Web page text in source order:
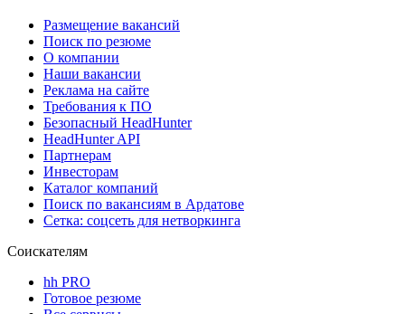
Размещение вакансий
Поиск по резюме
О компании
Наши вакансии
Реклама на сайте
Требования к ПО
Безопасный HeadHunter
HeadHunter API
Партнерам
Инвесторам
Каталог компаний
Поиск по вакансиям в Ардатове
Сетка: соцсеть для нетворкинга
Соискателям
hh PRO
Готовое резюме